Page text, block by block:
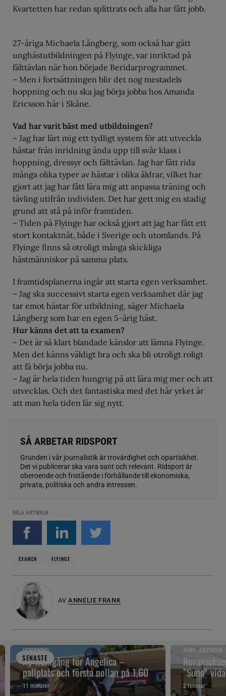
Kvartetten har redan splittrats och alla har fått jobb.
27-åriga Michaela Långberg, som också har gått
unghästutbildningen på Flyinge, var inriktad på
fälttävlan när hon började Beridarprogrammet.
– Men i fortsättningen blir det nog mestadels
hoppning och nu ska jag börja jobba hos Amanda
Ericsson här i Skåne.
Vad har varit bäst med utbildningen?
– Jag har lärt mig ett tydligt system för att utveckla
hästar från inridning ända upp till svår klass i
hoppning, dressyr och fälttävlan. Jag har fått rida
många olika typer av hästar i olika åldrar, vilket har
gjort att jag har fått lära mig att anpassa träning och
tävling utifrån individen. Det har gett mig en stadig
grund att stå på inför framtiden.
– Tiden på Flyinge har också gjort att jag har fått ett
stort kontaktnät, både i Sverige och utomlands. På
Flyinge finns så otroligt många skickliga
hästmänniskor på samma plats.
I framtidsplanerna ingår att starta egen verksamhet.
– Jag ska successivt starta egen verksamhet där jag
tar emot hästar för utbildning, säger Michaela
Långberg som har en egen 5-årig häst.
Hur känns det att ta examen?
– Det är så klart blandade känslor att lämna Flyinge.
Men det känns väldigt bra och ska bli otroligt roligt
att få börja jobba nu.
– Jag är hela tiden hungrig på att lära mig mer och att
utvecklas. Och det fantastiska med det här yrket är
att man hela tiden lär sig nytt.
SÅ ARBETAR RIDSPORT
Grunden i vår journalistik är trovärdighet och opartiskhet.
Det vi publicerar ska vara sant och relevant. Ridsport är
oberoende och fristående i förhållande till ekonomiska,
privata, politiska och andra intressen.
DELA ARTIKELN
EXAMEN FLYINGE
AV ANNELIE FRANK
SENASTE
HOPPNING
Ny framgång för Angelica –
pallplats och första nollan på 1,60
11 minuter
AVEL, DRESSYR
”Sune”
2 timmar